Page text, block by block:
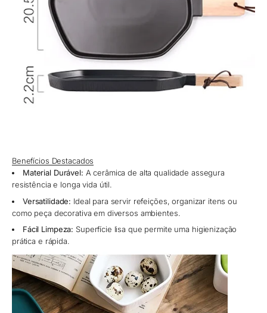
Benefícios Destacados
Material Durável: A cerâmica de alta qualidade assegura
resistência e longa vida útil.
Versatilidade: Ideal para servir refeições, organizar itens ou
como peça decorativa em diversos ambientes.
Fácil Limpeza: Superfície lisa que permite uma higienização
prática e rápida.